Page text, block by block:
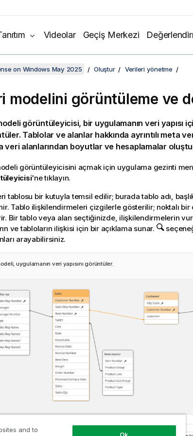
Videolar Geçiş Merkezi
on Windows May 2025 Oluştur Verileri yönetme
modelini görüntüleme ve
görüntüleyicisi, bir uygulamanın veri yapısı
Tablolar ve alanlar hakkında ayrıntılı meta
veri alanlarından boyutlar ve hesaplamalar
görüntüleyicisini açmak için uygulama gezinti
'ne tıklayın.
tablosu bir kutuyla temsil edilir; burada tablo adı,
Tablo ilişkilendirmeleri çizgilerle gösterilir; noktalı bir
Bir tablo veya alan seçtiğinizde, ilişkilendirmelerin
ve tabloların ilişkisi için bir açıklama sunar.
arayabilirsiniz.
uygulamanın veri yapısını görüntüler.
and to